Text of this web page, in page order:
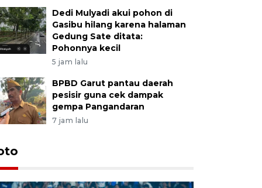
Dedi Mulyadi akui pohon di
Gasibu hilang karena halaman
Gedung Sate ditata:
Pohonnya kecil
5 jam lalu
BPBD Garut pantau daerah
pesisir guna cek dampak
gempa Pangandaran
7 jam lalu